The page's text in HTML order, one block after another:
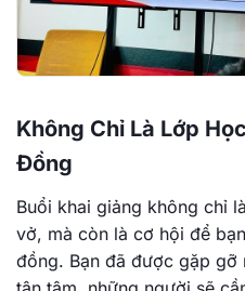
Không Chỉ Là Lớp
Đồng
Buổi khai giảng không chỉ
vở, mà còn là cơ hội để
đồng. Bạn đã được gặp